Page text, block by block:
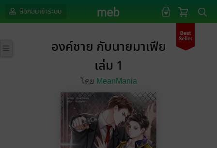
ล็อกอินเข้าระบบ
องค์ชาย กับนายมาเฟีย
เล่ม 1
โดย MeanMania